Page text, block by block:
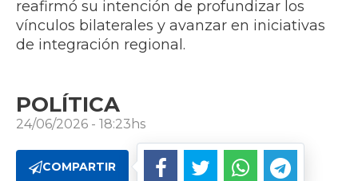
reafirmó su intención de profundizar los
vínculos bilaterales y avanzar en iniciativas
de integración regional.
POLÍTICA
24/06/2026 - 18:23hs
COMPARTIR